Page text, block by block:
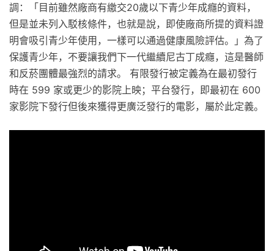
調：「目前雖然廠商有繳交20歲以下青少年成癮的資料，
但是並未列入駁核條件，也就是說，即使廠商所提的資料證
明會吸引青少年使用，一樣可以通過健康風險評估。」為了
保護青少年，不要讓我們下一代繼續尼古丁成癮，這是醫師
和反菸團體最強烈的請求。 有限發行被定義為在最初發行
時在 599 家或更少的影院上映；平台發行，即最初在 600
家影院下發行但後來獲得更廣泛發行的電影，屬於此定義。